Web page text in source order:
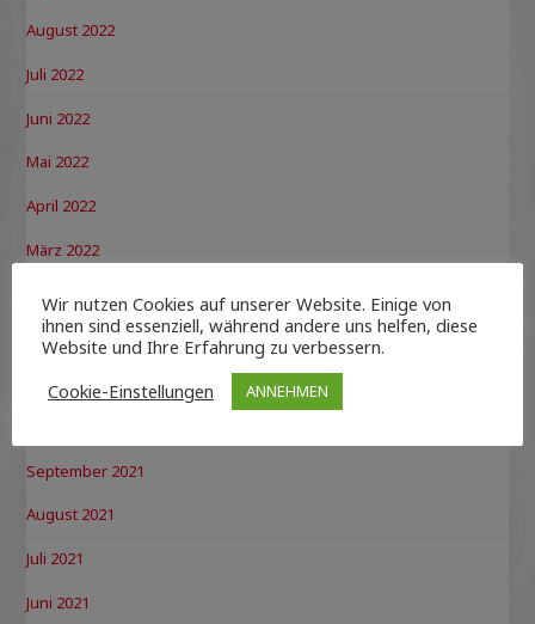
August 2022
Juli 2022
Juni 2022
Mai 2022
April 2022
März 2022
Februar 2022
Dezember 2021
November 2021
September 2021
August 2021
Juli 2021
Juni 2021
Wir nutzen Cookies auf unserer Website. Einige von
ihnen sind essenziell, während andere uns helfen, diese
Website und Ihre Erfahrung zu verbessern.
Cookie-Einstellungen
ANNEHMEN